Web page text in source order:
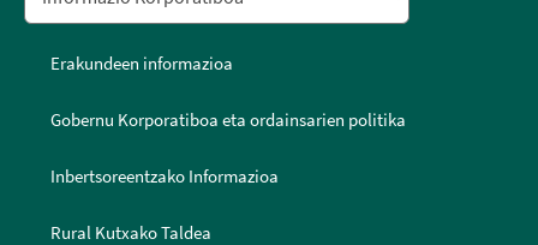
Erakundeen informazioa
Gobernu Korporatiboa eta ordainsarien politika
Inbertsoreentzako Informazioa
Rural Kutxako Taldea